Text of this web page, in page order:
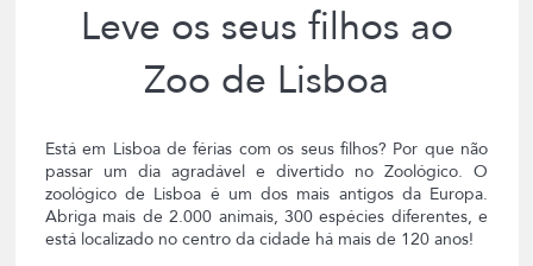
Leve os seus filhos ao
Zoo de Lisboa
Está em Lisboa de férias com os seus filhos? Por que não
passar um dia agradável e divertido no Zoológico. O
zoológico de Lisboa é um dos mais antigos da Europa.
Abriga mais de 2.000 animais, 300 espécies diferentes, e
está localizado no centro da cidade há mais de 120 anos!